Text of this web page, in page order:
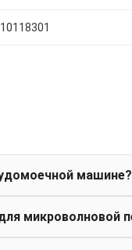
машине?
микроволновой